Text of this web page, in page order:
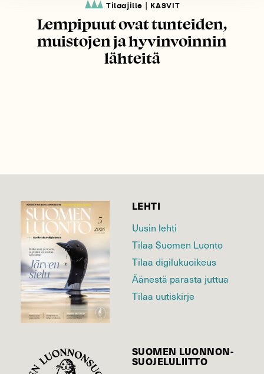
Tilaajille KASVIT
Lempipuut ovat tunteiden,
muistojen ja hyvinvoinnin
lähteitä
LEHTI
Uusin lehti
Tilaa Suomen Luonto
Tilaa digilukuoikeus
Äänestä parasta juttua
Tilaa uutiskirje
SUOMEN LUONNON­
SUOJELU­LIITTO